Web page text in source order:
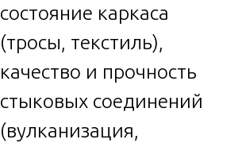
состояние каркаса
(тросы, текстиль),
качество и прочность
стыковых соединений
(вулканизация,